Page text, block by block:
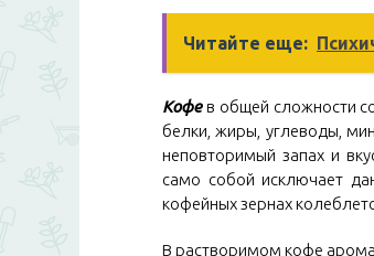
Читайте еще:
Кофев общей сложности
белки, жиры, углеводы,
неповторимый запах и
само собой исключает
кофейных зернах
В растворимом кофе